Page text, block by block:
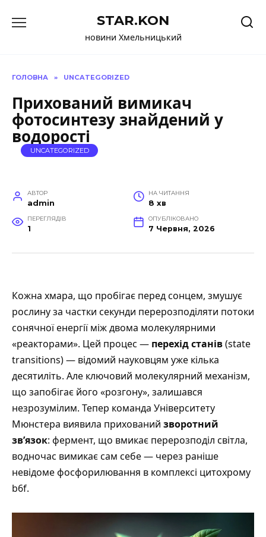
до
STAR.KON
новини Хмельницький
ГОЛОВНА » UNCATEGORIZED
Прихований вимикач
фотосинтезу знайдений у
водорості
UNCATEGORIZED
АВТОР
admin
НА ЧИТАННЯ
8 хв
ПЕРЕГЛЯДІВ
1
ОПУБЛІКОВАНО
7 Червня, 2026
Кожна хмара, що пробігає перед сонцем, змушує
рослину за частки секунди перерозподіляти потоки
сонячної енергії між двома молекулярними
«реакторами». Цей процес — перехід станів(state
transitions) — відомий науковцям уже кілька
десятиліть. Але ключовий молекулярний механізм,
що запобігає його «розгону», залишався
незрозумілим. Тепер команда Університету
Мюнстера виявила прихований зворотний
зв’язок: фермент, що вмикає перерозподіл світла,
водночас вимикає сам себе — через раніше
невідоме фосфорилювання в комплексі цитохрому
b6f.